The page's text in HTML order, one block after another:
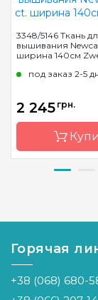
3348/5146 Ткань
вышивания
ширина 140см
под заказ 2-5
2 245 грн.
Страна-
Расфасовка
Каунт
Горячая
+38 (068) 680-